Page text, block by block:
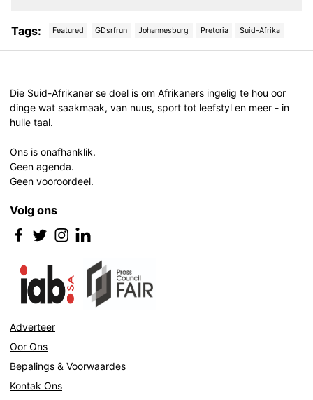
Tags: Featured GDsrfrun Johannesburg Pretoria Suid-Afrika
Die Suid-Afrikaner se doel is om Afrikaners ingelig te hou oor
dinge wat saakmaak, van nuus, sport tot leefstyl en meer - in
hulle taal.
Ons is onafhanklik.
Geen agenda.
Geen vooroordeel.
Volg ons
Adverteer
Oor Ons
Bepalings & Voorwaardes
Kontak Ons